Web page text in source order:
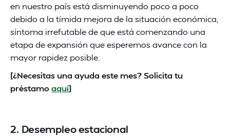
en nuestro país está disminuyendo poco a poco
debido a la tímida mejora de la situación económica,
síntoma irrefutable de que está comenzando una
etapa de expansión que esperemos avance con la
mayor rapidez posible.
[¿Necesitas una ayuda este mes? Solicita tu
préstamoaquí]
2. Desempleo estacional